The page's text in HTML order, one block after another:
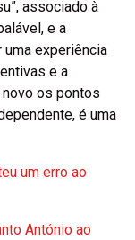
associado à
e a
experiência
e a
os pontos
é uma
um erro ao
António ao